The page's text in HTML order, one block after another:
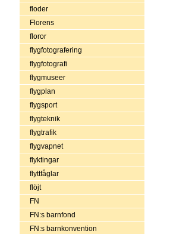
floder
Florens
floror
flygfotografering
flygfotografi
flygmuseer
flygplan
flygsport
flygteknik
flygtrafik
flygvapnet
flyktingar
flyttfåglar
flöjt
FN
FN:s barnfond
FN:s barnkonvention